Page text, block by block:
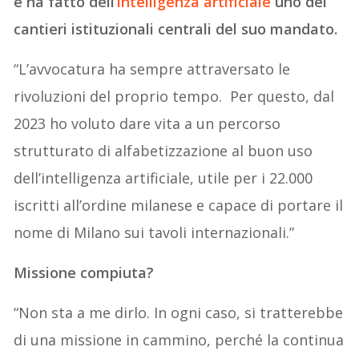
cantieri istituzionali centrali del suo mandato.
“L’avvocatura ha sempre attraversato le
rivoluzioni del proprio tempo. Per questo, dal
2023 ho voluto dare vita a un percorso
strutturato di alfabetizzazione al buon uso
dell’intelligenza artificiale, utile per i 22.000
iscritti all’ordine milanese e capace di portare il
nome di Milano sui tavoli internazionali.”
Missione compiuta?
“Non sta a me dirlo. In ogni caso, si tratterebbe
di una missione in cammino, perché la continua